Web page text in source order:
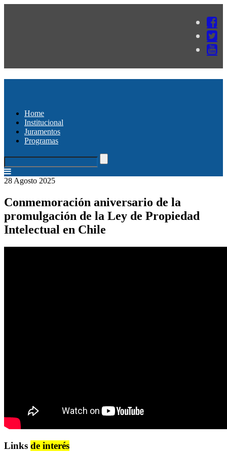
Home
Institucional
Juramentos
Programas
28 Agosto 2025
Conmemoración aniversario de la
promulgación de la Ley de Propiedad
Intelectual en Chile
Links de interés